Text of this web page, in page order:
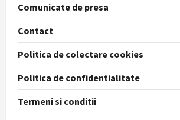
Comunicate de presa
Contact
Politica de colectare cookies
Politica de confidentialitate
Termeni si conditii